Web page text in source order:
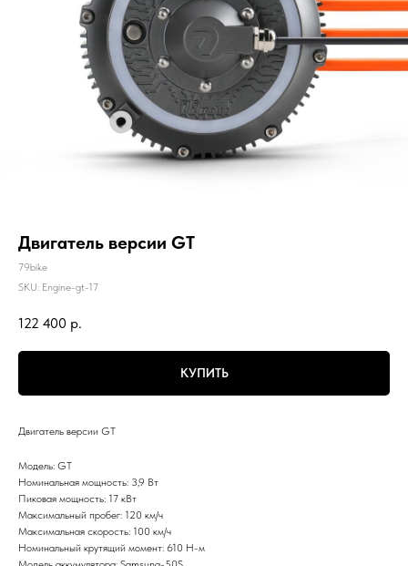
Двигатель версии GT
79bike
SKU: Engine-gt-17
122 400 р.
КУПИТЬ
Двигатель версии GT
Модель: GT
Номинальная мощность: 3,9 Вт
Пиковая мощность: 17 кВт
Максимальный пробег: 120 км/ч
Максимальная скорость: 100 км/ч
Номинальный крутящий момент: 610 Н-м